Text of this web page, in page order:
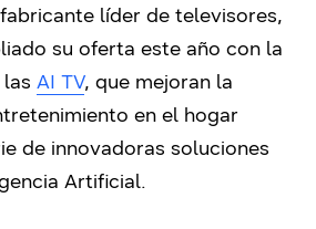
líder de televisores,
su oferta este año con la
AI TV, que mejoran la
en el hogar
de innovadoras soluciones
Artificial.